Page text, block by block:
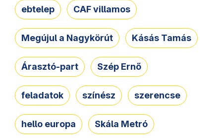
ebtelep CAF villamos
Megújul a Nagykörút Kásás Tamás
Árasztó-part Szép Ernő
feladatok színész szerencse
hello europa Skála Metró